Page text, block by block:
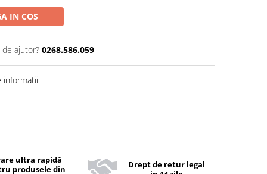
IN COS
de ajutor? 0268.586.059
informatii
ultra rapidă
produsele din
Drept de retur legal